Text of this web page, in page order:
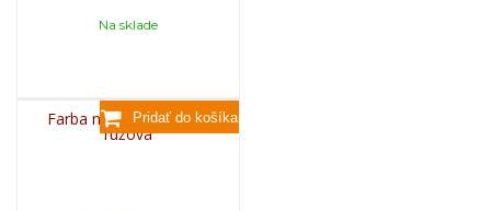
Na sklade
Farba na sviečky, 25g -
ružová